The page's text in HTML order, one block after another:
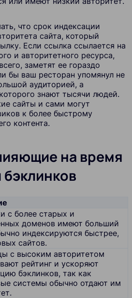
что срок индексации
сайта, который
Если ссылка ссылается на
и авторитетного ресурса,
заметят ее гораздо
бы ваш ресторан упомянул не
аудиторией, а
знают тысячи людей.
сайты и сами могут
к более быстрому
контента.
на время
с более старых и
доменов имеют больший
индексируются быстрее,
сайтов.
с высоким авторитетом
рейтинг и ускоряют
бэклинков, так как
системы обычно отдают им